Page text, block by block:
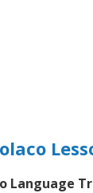
Language